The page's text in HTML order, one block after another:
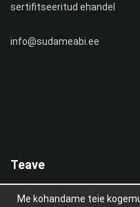
info@sudameabi.ee
Teave
Meist
uudiskiri
sertifitseeritud ehandel
Me kohandame teie